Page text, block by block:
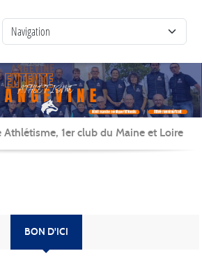
Athlétisme, 1er club du Maine et Loire
BON D'ICI